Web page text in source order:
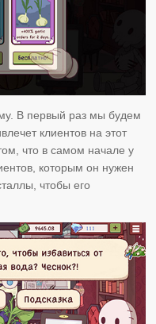
В первый раз мы будем
клиентов на этот
что в самом начале у
которым он нужен
чтобы его